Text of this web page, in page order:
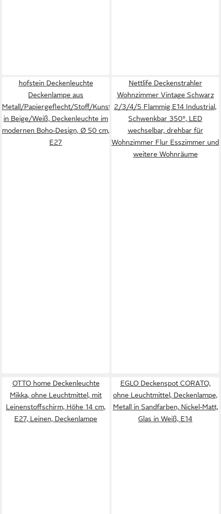
hofstein Deckenleuchte
Deckenlampe aus
Metall/Papiergeflecht/Stoff/Kunststoff
in Beige/Weiß, Deckenleuchte im
modernen Boho-Design, Ø 50 cm,
E27
Nettlife Deckenstrahler
Wohnzimmer Vintage Schwarz
2/3/4/5 Flammig E14 Industrial,
Schwenkbar 350°, LED
wechselbar, drehbar für
Wohnzimmer Flur Esszimmer und
weitere Wohnräume
OTTO home Deckenleuchte
Mikka, ohne Leuchtmittel, mit
Leinenstoffschirm, Höhe 14 cm,
E27, Leinen, Deckenlampe
EGLO Deckenspot CORATO,
ohne Leuchtmittel, Deckenlampe,
Metall in Sandfarben, Nickel-Matt,
Glas in Weiß, E14